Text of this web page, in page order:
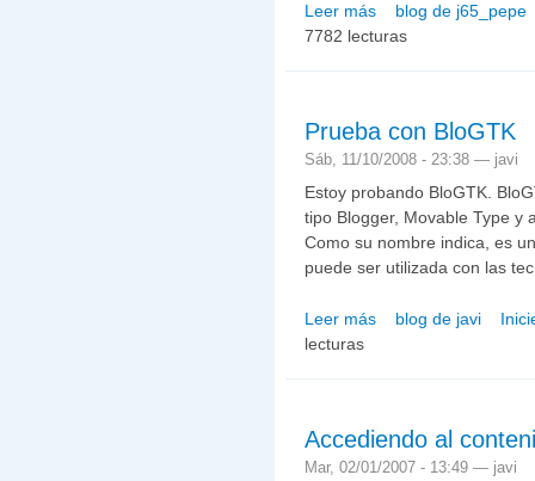
Leer más sobre PRESENTACIÓN
blog de j65_pepe
7782 lecturas
Prueba con BloGTK
Sáb, 11/10/2008 - 23:38 — javi
Estoy probando BloGTK.
tipo Blogger, Movable Type y
Como su nombre indica, es
puede ser utilizada con las
Leer más sobre Prueba con
blog de javi
lecturas
Accediendo al
Mar, 02/01/2007 - 13:49 — javi